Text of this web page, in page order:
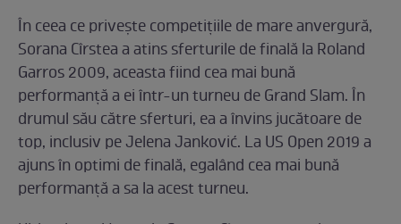
În ceea ce privește competițiile de mare anvergură,
Sorana Cîrstea a atins sferturile de finală la Roland
Garros 2009, aceasta fiind cea mai bună
performanță a ei într-un turneu de Grand Slam. În
drumul său către sferturi, ea a învins jucătoare de
top, inclusiv pe Jelena Janković. La US Open 2019 a
ajuns în optimi de finală, egalând cea mai bună
performanță a sa la acest turneu.